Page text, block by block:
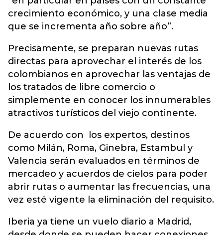
crecimiento económico, y una clase media
que se incrementa año sobre año”.
Precisamente, se preparan nuevas rutas
directas para aprovechar el interés de los
colombianos en aprovechar las ventajas de
los tratados de libre comercio o
simplemente en conocer los innumerables
atractivos turísticos del viejo continente.
De acuerdo con los expertos, destinos
como Milán, Roma, Ginebra, Estambul y
Valencia serán evaluados en términos de
mercadeo y acuerdos de cielos para poder
abrir rutas o aumentar las frecuencias, una
vez esté vigente la eliminación del requisito.
Iberia ya tiene un vuelo diario a Madrid,